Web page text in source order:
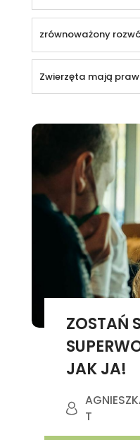
zrównoważony
Zwierzęta mają
ZOSTAŃ
JAK JA!
T